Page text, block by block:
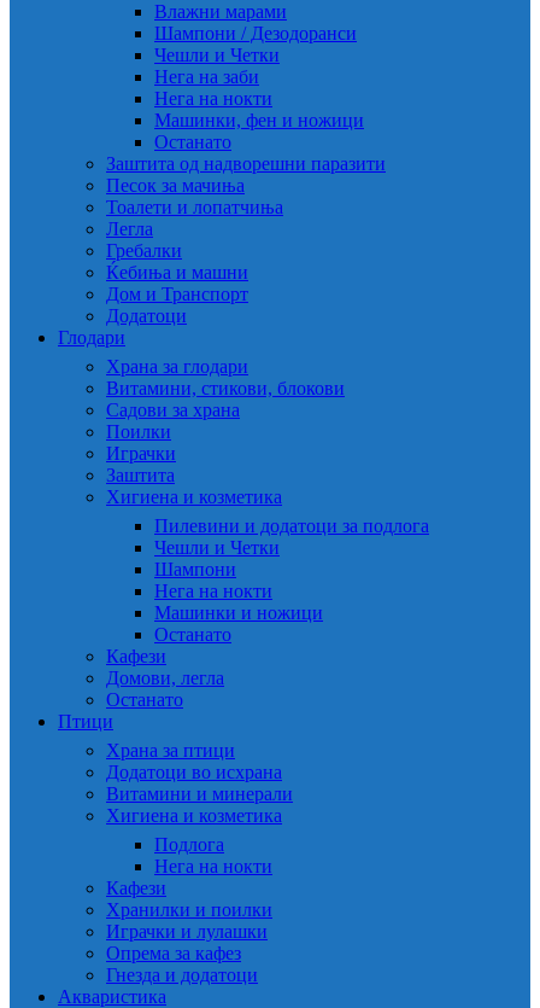
Влажни марами
Шампони / Дезодоранси
Чешли и Четки
Нега на заби
Нега на нокти
Машинки, фен и ножици
Останато
Заштита од надворешни паразити
Песок за мачиња
Тоалети и лопатчиња
Легла
Гребалки
Ќебиња и машни
Дом и Транспорт
Додатоци
Глодари
Храна за глодари
Витамини, стикови, блокови
Садови за храна
Поилки
Играчки
Заштита
Хигиена и козметика
Пилевини и додатоци за подлога
Чешли и Четки
Шампони
Нега на нокти
Машинки и ножици
Останато
Кафези
Домови, легла
Останато
Птици
Храна за птици
Додатоци во исхрана
Витамини и минерали
Хигиена и козметика
Подлога
Нега на нокти
Кафези
Хранилки и поилки
Играчки и лулашки
Опрема за кафез
Гнезда и додатоци
Акваристика